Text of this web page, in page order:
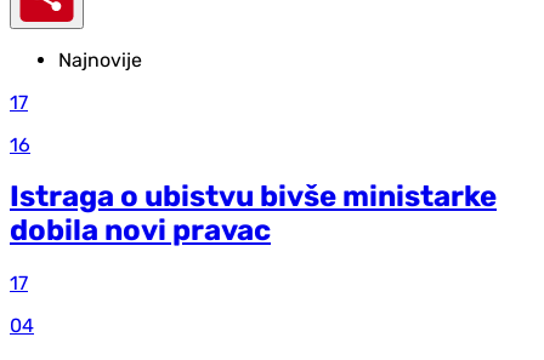
Najnovije
17
16
Istraga o ubistvu bivše ministarke
dobila novi pravac
17
04